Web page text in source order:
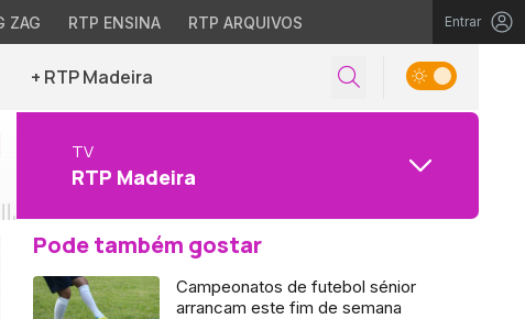
ZAG RTP ENSINA RTP ARQUIVOS Entrar
+ RTP Madeira
TV
RTP Madeira
Pode também gostar
Campeonatos de futebol sénior
arrancam este fim de semana